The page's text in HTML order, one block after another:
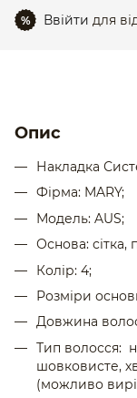
% Ввійти для
Опис
Накладка
Фірма: MARY;
Модель: AUS;
Основа: сітка,
Колір: 4;
Розміри
Довжина
Тип волосся:
шовковисте,
(можливо